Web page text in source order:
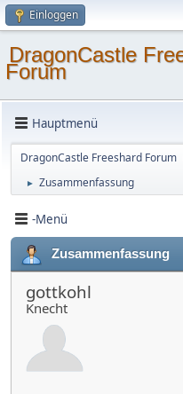
Einloggen
DragonCastle
Forum
Hauptmenü
DragonCastle Freeshard Forum
► Zusammenfassung
-Menü
Zusammenfassung
gottkohl
Knecht